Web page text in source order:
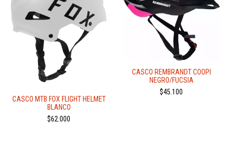
CASCO MTB FOX FLIGHT HELMET
BLANCO
$62.000
CASCO REMBRANDT COOPI
NEGRO/FUCSIA
$45.100